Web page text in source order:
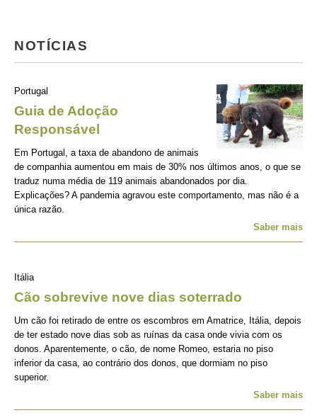
NOTÍCIAS
Portugal
Guia de Adoção
Responsável
Em Portugal, a taxa de abandono de animais
de companhia aumentou em mais de 30% nos últimos anos, o que se
traduz numa média de 119 animais abandonados por dia.
Explicações? A pandemia agravou este comportamento, mas não é a
única razão.
Saber mais
Itália
Cão sobrevive nove dias soterrado
Um cão foi retirado de entre os escombros em Amatrice, Itália, depois
de ter estado nove dias sob as ruínas da casa onde vivia com os
donos. Aparentemente, o cão, de nome Romeo, estaria no piso
inferior da casa, ao contrário dos donos, que dormiam no piso
superior.
Saber mais